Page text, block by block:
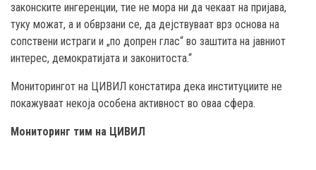
законските ингеренции, тие не мора ни да чекаат на пријава,
туку можат, а и обврзани се, да дејствуваат врз основа на
сопствени истраги и „по допрен глас“ во заштита на јавниот
интерес, демократијата и законитоста.“
Мониторингот на ЦИВИЛ констатира дека институциите не
покажуваат некоја особена активност во оваа сфера.
Мониторинг тим на ЦИВИЛ